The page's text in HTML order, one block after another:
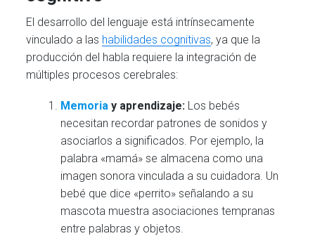
El desarrollo del lenguaje está intrínsecamente
vinculado a las habilidades cognitivas, ya que la
producción del habla requiere la integración de
múltiples procesos cerebrales:
Memoria y aprendizaje: Los bebés
necesitan recordar patrones de sonidos y
asociarlos a significados. Por ejemplo, la
palabra «mamá» se almacena como una
imagen sonora vinculada a su cuidadora. Un
bebé que dice «perrito» señalando a su
mascota muestra asociaciones tempranas
entre palabras y objetos.